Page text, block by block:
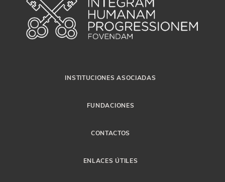
INSTITUCIONES ASOCIADAS
FUNDACIONES
CONTACTOS
ENLACES ÚTILES